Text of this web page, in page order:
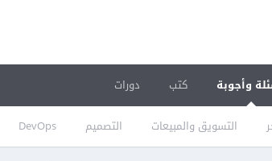
وأجوبة
التسويق والمبيعات التصميم DevOps
كتب دورات